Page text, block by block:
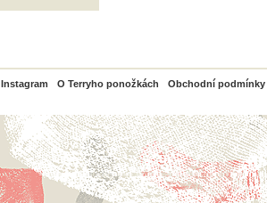
Instagram O Terryho ponožkách Obchodní podmínky
PayPal